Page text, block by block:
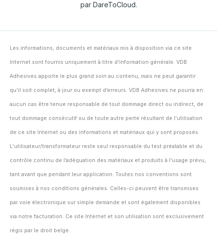
par DareToCloud.
Les informations, documents et matériaux mis à disposition via ce site
Internet sont fournis uniquement à titre d’information générale. VDB
Adhesives apporte le plus grand soin au contenu, mais ne peut garantir
qu’il soit complet, à jour ou exempt d’erreurs. VDB Adhesives ne pourra en
aucun cas être tenue responsable de tout dommage direct ou indirect, de
tout dommage consécutif ou de toute autre perte résultant de l’utilisation
de ce site Internet ou des informations et matériaux qui y sont proposés.
L’utilisateur/transformateur reste seul responsable du test préalable et du
contrôle continu de l’adéquation des matériaux et produits à l’usage prévu,
tant avant que pendant leur application. Toutes nos conventions sont
soumises à nos conditions générales. Celles-ci peuvent être transmises
par voie électronique sur simple demande et sont également disponibles
via notre facturation. Ce site Internet et son utilisation sont exclusivement
régis par le droit belge.